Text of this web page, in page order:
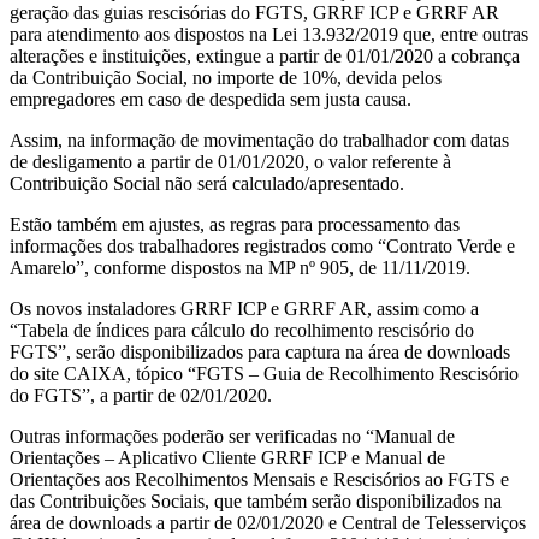
geração das guias rescisórias do FGTS, GRRF ICP e GRRF AR
para atendimento aos dispostos na Lei 13.932/2019 que, entre outras
alterações e instituições, extingue a partir de 01/01/2020 a cobrança
da Contribuição Social, no importe de 10%, devida pelos
empregadores em caso de despedida sem justa causa.
Assim, na informação de movimentação do trabalhador com datas
de desligamento a partir de 01/01/2020, o valor referente à
Contribuição Social não será calculado/apresentado.
Estão também em ajustes, as regras para processamento das
informações dos trabalhadores registrados como “Contrato Verde e
Amarelo”, conforme dispostos na MP nº 905, de 11/11/2019.
Os novos instaladores GRRF ICP e GRRF AR, assim como a
“Tabela de índices para cálculo do recolhimento rescisório do
FGTS”, serão disponibilizados para captura na área de downloads
do site CAIXA, tópico “FGTS – Guia de Recolhimento Rescisório
do FGTS”, a partir de 02/01/2020.
Outras informações poderão ser verificadas no “Manual de
Orientações – Aplicativo Cliente GRRF ICP e Manual de
Orientações aos Recolhimentos Mensais e Rescisórios ao FGTS e
das Contribuições Sociais, que também serão disponibilizados na
área de downloads a partir de 02/01/2020 e Central de Telesserviços